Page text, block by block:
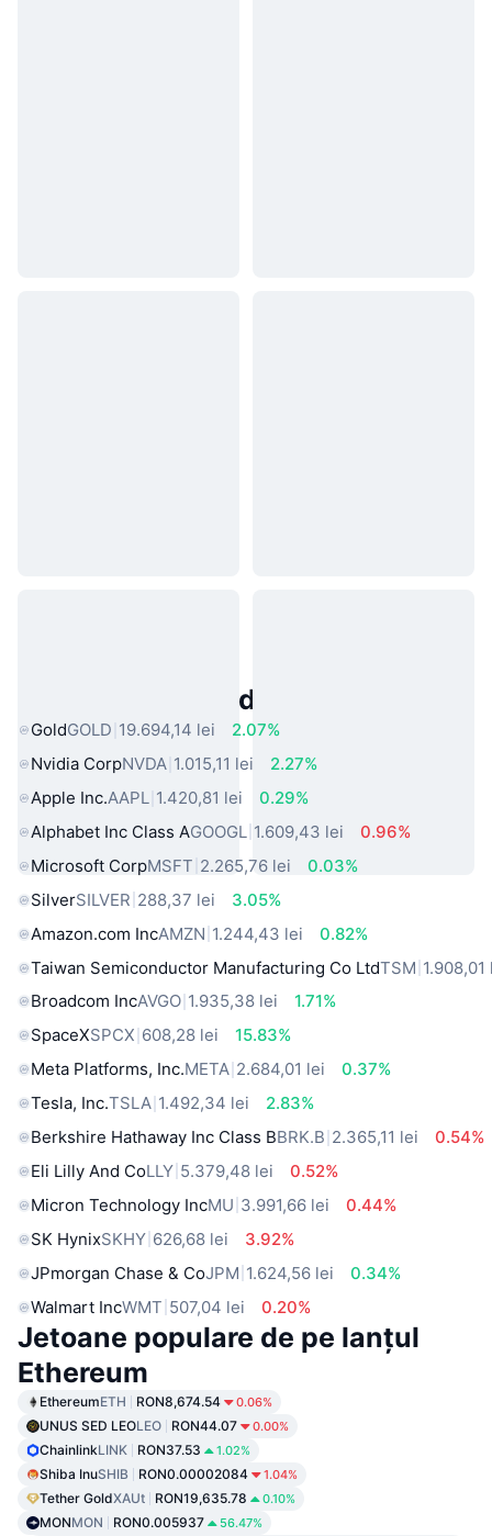
Active Populare din Lumea Reală
GoldGOLD 19.694,14 lei
2.07%
Nvidia CorpNVDA 1.015,11 lei
2.27%
Apple Inc.AAPL 1.420,81 lei
0.29%
Alphabet Inc Class AGOOGL 1.609,43 lei
0.96%
Microsoft CorpMSFT 2.265,76 lei
0.03%
SilverSILVER 288,37 lei
3.05%
Amazon.com IncAMZN 1.244,43 lei
0.82%
Taiwan Semiconductor Manufacturing Co LtdTSM 1.908,01
Broadcom IncAVGO 1.935,38 lei
1.71%
SpaceXSPCX 608,28 lei
15.83%
Meta Platforms, Inc.META 2.684,01 lei
0.37%
Tesla, Inc.TSLA 1.492,34 lei
2.83%
Berkshire Hathaway Inc Class BBRK.B 2.365,11 lei
0.54%
Eli Lilly And CoLLY 5.379,48 lei
0.52%
Micron Technology IncMU 3.991,66 lei
0.44%
SK HynixSKHY 626,68 lei
3.92%
JPmorgan Chase & CoJPM 1.624,56 lei
0.34%
Walmart IncWMT 507,04 lei 0.20%
Jetoane populare de pe lanțul
Ethereum
EthereumETH RON8,674.54 0.06%
UNUS SED LEOLEO RON44.07 0.00%
ChainlinkLINK RON37.53 1.02%
Shiba InuSHIB RON0.00002084 1.04%
Tether GoldXAUt RON19,635.78 0.10%
MONMON RON0.005937 56.47%